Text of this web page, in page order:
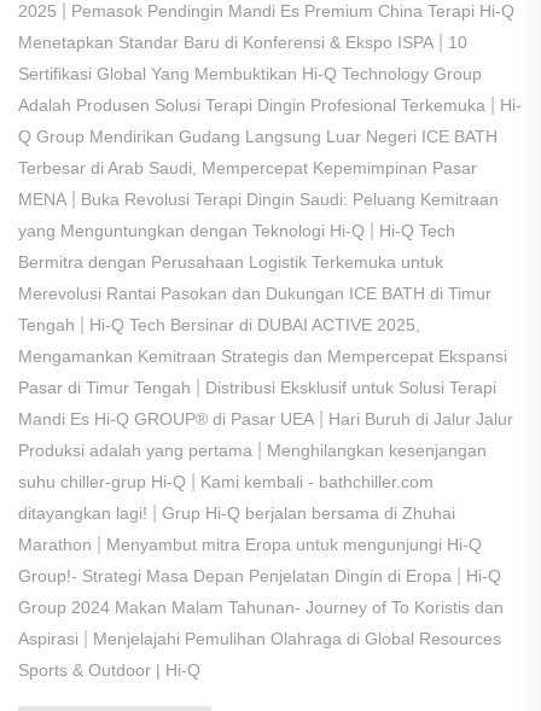
2025
Pemasok Pendingin Mandi Es Premium China Terapi Hi-Q
Menetapkan Standar Baru di Konferensi & Ekspo ISPA
10
Sertifikasi Global Yang Membuktikan Hi-Q Technology Group
Adalah Produsen Solusi Terapi Dingin Profesional Terkemuka
Hi-
Q Group Mendirikan Gudang Langsung Luar Negeri ICE BATH
Terbesar di Arab Saudi, Mempercepat Kepemimpinan Pasar
MENA
Buka Revolusi Terapi Dingin Saudi: Peluang Kemitraan
yang Menguntungkan dengan Teknologi Hi-Q
Hi-Q Tech
Bermitra dengan Perusahaan Logistik Terkemuka untuk
Merevolusi Rantai Pasokan dan Dukungan ICE BATH di Timur
Tengah
Hi-Q Tech Bersinar di DUBAI ACTIVE 2025,
Mengamankan Kemitraan Strategis dan Mempercepat Ekspansi
Pasar di Timur Tengah
Distribusi Eksklusif untuk Solusi Terapi
Mandi Es Hi-Q GROUP® di Pasar UEA
Hari Buruh di Jalur Jalur
Produksi adalah yang pertama
Menghilangkan kesenjangan
suhu chiller-grup Hi-Q
Kami kembali - bathchiller.com
ditayangkan lagi!
Grup Hi-Q berjalan bersama di Zhuhai
Marathon
Menyambut mitra Eropa untuk mengunjungi Hi-Q
Group!- Strategi Masa Depan Penjelatan Dingin di Eropa
Hi-Q
Group 2024 Makan Malam Tahunan- Journey of To Koristis dan
Aspirasi
Menjelajahi Pemulihan Olahraga di Global Resources
Sports & Outdoor | Hi-Q